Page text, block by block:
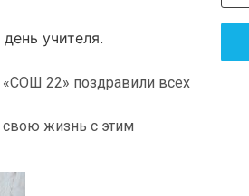
учителя.
22» поздравили всех
жизнь с этим